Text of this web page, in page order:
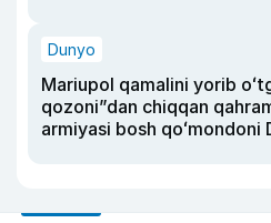
Dunyo
Mariupol qamalini yorib
qozoni”dan chiqqan
armiyasi bosh qoʻmondoni